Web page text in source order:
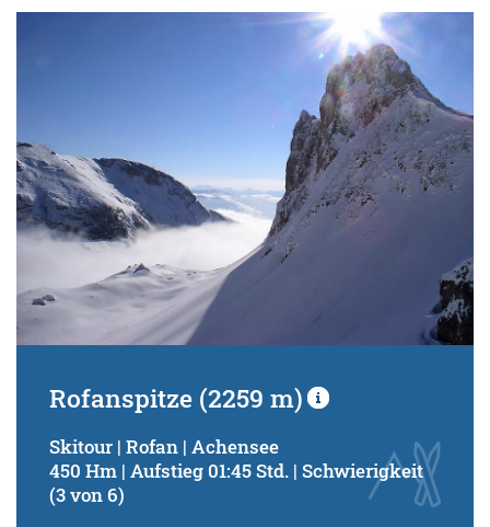
von
Suchbegriff:
Rofanspitze (2259 m)
Skitour | Rofan | Achensee
450 Hm | Aufstieg 01:45 Std. | Schwierigkeit
(3 von 6)